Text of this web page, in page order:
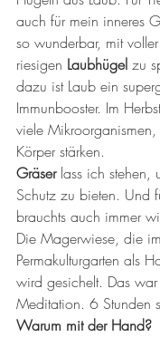
auch für mein inneres
so wunderbar, mit
riesigen Laubhügel zu
dazu ist Laub ein
Immunbooster. Im
viele Mikroorganismen,
Körper stärken.
Gräser lass ich stehen,
Schutz zu bieten. Und
brauchts auch immer
Die Magerwiese, die im
Permakulturgarten als
wird gesichelt. Das war
Meditation. 6 Stunden
Warum mit der Hand?